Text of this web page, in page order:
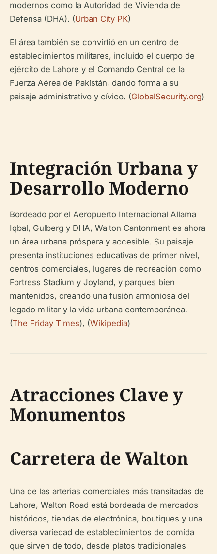
modernos como la Autoridad de Vivienda de
Defensa (DHA). (Urban City PK)
El área también se convirtió en un centro de
establecimientos militares, incluido el cuerpo de
ejército de Lahore y el Comando Central de la
Fuerza Aérea de Pakistán, dando forma a su
paisaje administrativo y cívico. (GlobalSecurity.org)
Integración Urbana y
Desarrollo Moderno
Bordeado por el Aeropuerto Internacional Allama
Iqbal, Gulberg y DHA, Walton Cantonment es ahora
un área urbana próspera y accesible. Su paisaje
presenta instituciones educativas de primer nivel,
centros comerciales, lugares de recreación como
Fortress Stadium y Joyland, y parques bien
mantenidos, creando una fusión armoniosa del
legado militar y la vida urbana contemporánea.
(The Friday Times), (Wikipedia)
Atracciones Clave y
Monumentos
Carretera de Walton
Una de las arterias comerciales más transitadas de
Lahore, Walton Road está bordeada de mercados
históricos, tiendas de electrónica, boutiques y una
diversa variedad de establecimientos de comida
que sirven de todo, desde platos tradicionales